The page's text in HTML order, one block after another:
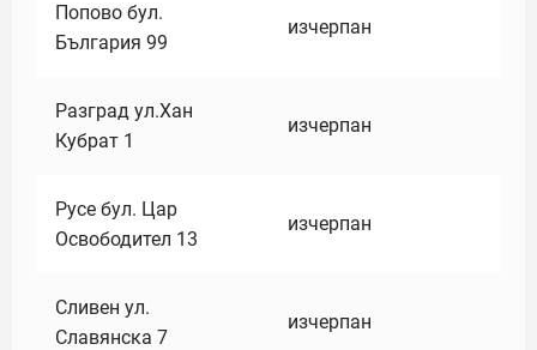
Попово бул.
България 99
изчерпан
Разград ул.Хан
Кубрат 1
изчерпан
Русе бул. Цар
Освободител 13
изчерпан
Сливен ул.
Славянска 7
изчерпан